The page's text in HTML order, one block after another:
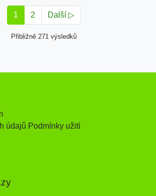
1 2 Další ▷
Přibližně 271 výsledků
údajů Podmínky užití